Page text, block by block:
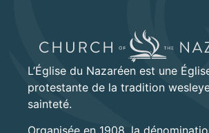
L’Église du Nazaréen est une
protestante de la tradition
sainteté.
Organisée en 1908, la